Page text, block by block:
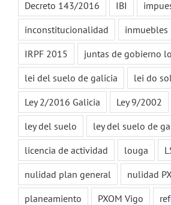
Decreto 143/2016 IBI
inconstitucionalidad
inmuebles
IRPF 2015
juntas de gobierno
lei del suelo de galicia
lei do
Ley 2/2016 Galicia
Ley 9/2002
ley del suelo
ley del suelo de
licencia de actividad
louga
nulidad plan general
nulidad
planeamiento
PXOM Vigo